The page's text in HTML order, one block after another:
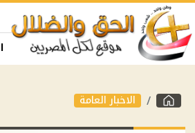
الاخبار العامة